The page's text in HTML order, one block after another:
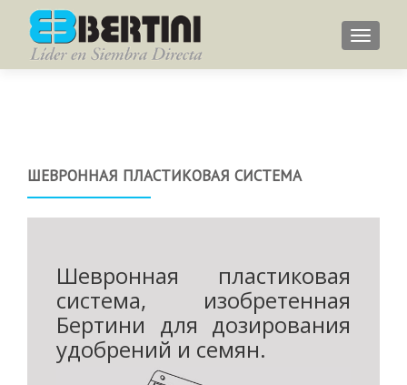
Menu
ШЕВРОННАЯ ПЛАСТИКОВАЯ СИСТЕМА
Шевронная пластиковая
система, изобретенная
Бертини для дозирования
удобрений и семян.